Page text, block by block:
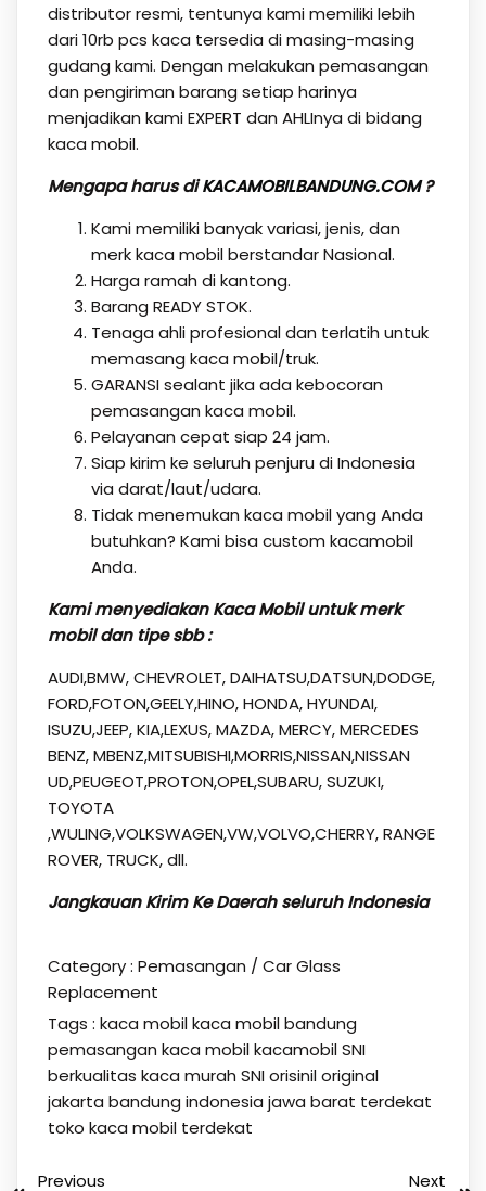
distributor resmi, tentunya kami memiliki lebih
dari 10rb pcs kaca tersedia di masing-masing
gudang kami. Dengan melakukan pemasangan
dan pengiriman barang setiap harinya
menjadikan kami EXPERT dan AHLInya di bidang
kaca mobil.
Mengapa harus diKACAMOBILBANDUNG.COM?
Kami memiliki banyak variasi, jenis, dan
merk kaca mobil berstandar Nasional.
Harga ramah di kantong.
Barang READY STOK.
Tenaga ahli profesional dan terlatih untuk
memasang kaca mobil/truk.
GARANSI sealant jika ada kebocoran
pemasangan kaca mobil.
Pelayanan cepat siap 24 jam.
Siap kirim ke seluruh penjuru di Indonesia
via darat/laut/udara.
Tidak menemukan kaca mobil yang Anda
butuhkan? Kami bisa custom kacamobil
Anda.
Kami menyediakan Kaca Mobil untuk merk
mobil dan tipe sbb :
AUDI,BMW, CHEVROLET, DAIHATSU,DATSUN,DODGE,
FORD,FOTON,GEELY,HINO, HONDA, HYUNDAI,
ISUZU,JEEP, KIA,LEXUS, MAZDA, MERCY, MERCEDES
BENZ, MBENZ,MITSUBISHI,MORRIS,NISSAN,NISSAN
UD,PEUGEOT,PROTON,OPEL,SUBARU, SUZUKI,
TOYOTA
,WULING,VOLKSWAGEN,VW,VOLVO,CHERRY, RANGE
ROVER, TRUCK, dll.
Jangkauan Kirim Ke Daerah seluruh Indonesia
Category : Pemasangan / Car Glass
Replacement
Tags : kaca mobilkaca mobil bandung
pemasangan kaca mobil kacamobil SNI
berkualitas kaca murah SNI orisinil original
jakarta bandung indonesia jawa barat terdekat
toko kaca mobil terdekat
Previous Next